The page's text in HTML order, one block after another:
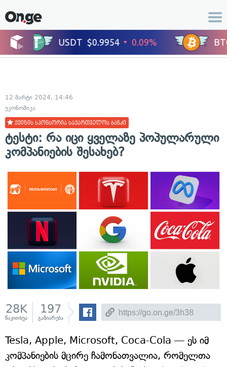
12 მარტი 2024, 14:46
ეკონომიკა
ქვიზის სპონსორია საქართველოს ბანკი
ტესტი: რა იცი ყველაზე პოპულარული
კომპანიების შესახებ?
28K
წაკითხვა
197
გაზიარება
Tesla, Apple, Microsoft, Coca-Cola — ეს იმ
კომპანიების მცირე ჩამონათვალია, რომელთა